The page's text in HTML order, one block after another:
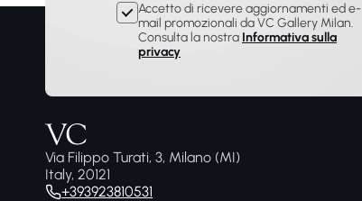
Accetto di ricevere aggiornamenti ed e-
mail promozionali da VC Gallery Milan.
Consulta la nostra Informativa sulla
privacy
Via Filippo Turati, 3, Milano (MI)
Italy, 20121
+393923810531